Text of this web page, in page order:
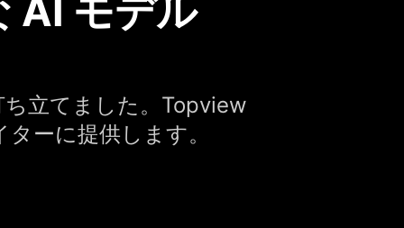
AI モデル
立てました。Topview
ーに提供します。